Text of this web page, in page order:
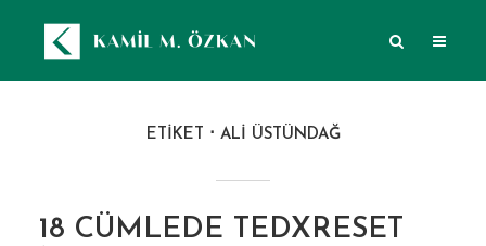
ETIKET ALI ÜSTÜNDAĞ
18 CÜMLEDE TEDXRESET